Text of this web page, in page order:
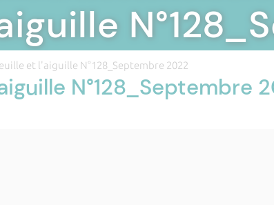
et l'aiguille N°128_Septembre 2022
N°128_Septembre